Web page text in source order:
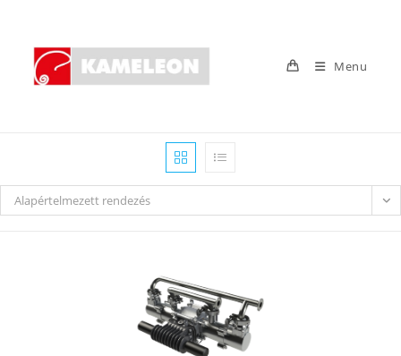
content
Menu
Alapértelmezett rendezés